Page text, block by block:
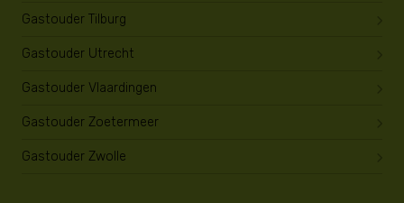
Gastouder Tilburg
Gastouder Utrecht
Gastouder Vlaardingen
Gastouder Zoetermeer
Gastouder Zwolle